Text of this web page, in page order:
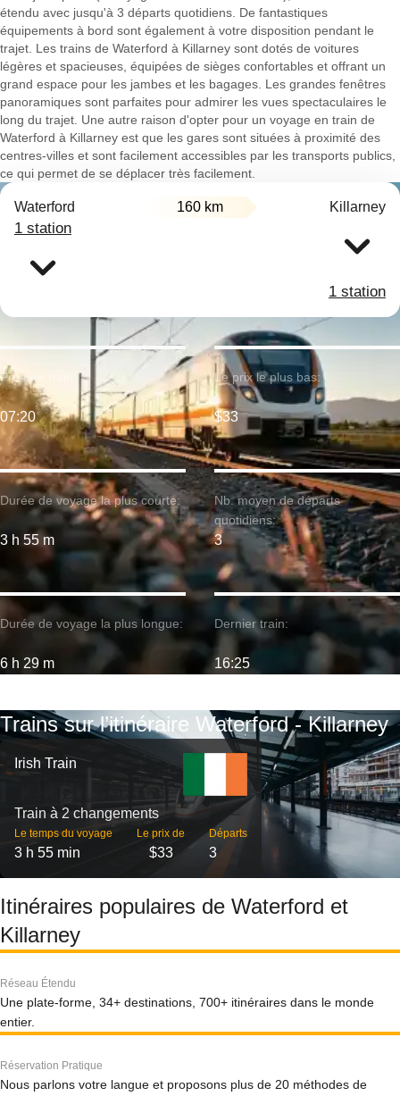
étendu avec jusqu'à 3 départs quotidiens. De fantastiques
équipements à bord sont également à votre disposition pendant le
trajet. Les trains de Waterford à Killarney sont dotés de voitures
légères et spacieuses, équipées de sièges confortables et offrant un
grand espace pour les jambes et les bagages. Les grandes fenêtres
panoramiques sont parfaites pour admirer les vues spectaculaires le
long du trajet. Une autre raison d'opter pour un voyage en train de
Waterford à Killarney est que les gares sont situées à proximité des
centres-villes et sont facilement accessibles par les transports publics,
ce qui permet de se déplacer très facilement.
Waterford 160 km Killarney
1 station
1 station
Durée de voyage la plus courte:
3 h 55 m
Premier train:
07:20
Durée de voyage la plus longue:
6 h 29 m
Le prix le plus bas:
$33
Nb. moyen de départs
quotidiens:
3
Dernier train:
16:25
Trains sur l’itinéraire Waterford - Killarney
Irish Train
Train à 2 changements
Le temps du voyage
3 h 55 min
Le prix de
$33
Départs
3
Itinéraires populaires de Waterford et
Killarney
Réseau Étendu
Une plate-forme, 34+ destinations, 700+ itinéraires dans le monde
entier.
Réservation Pratique
Nous parlons votre langue et proposons plus de 20 méthodes de